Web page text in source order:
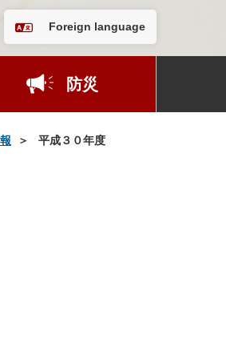
Foreign language
防災
平成３０年度